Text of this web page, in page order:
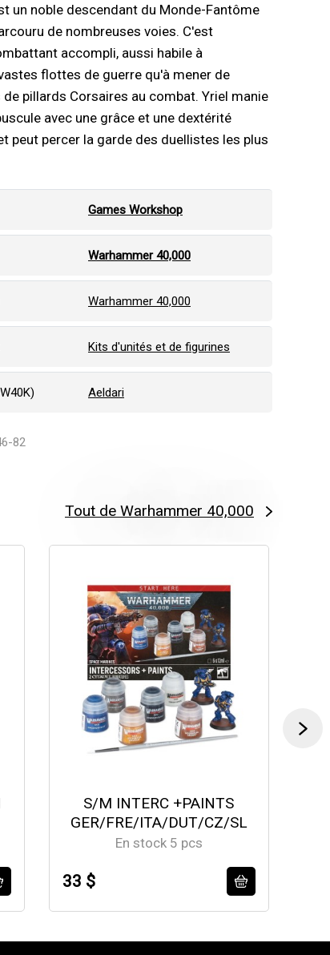
un noble descendant du Monde-Fantôme
de nombreuses voies. C'est
accompli, aussi habile à
flottes de guerre qu'à mener de
pillards Corsaires au combat. Yriel manie
avec une grâce et une dextérité
peut percer la garde des duellistes les plus
Games Workshop
Warhammer 40,000
Warhammer 40,000
Kits d'unités et de figurines
Aeldari
82
Tout de Warhammer 40,000
S/M INTERC +PAINTS
GER/FRE/ITA/DUT/CZ/SL
En stock 5 pcs
33 $